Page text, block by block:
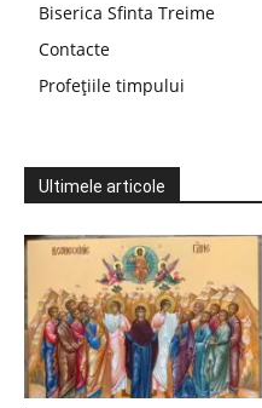
Biserica Sfinta Treime
Contacte
Profețiile timpului
Ultimele articole